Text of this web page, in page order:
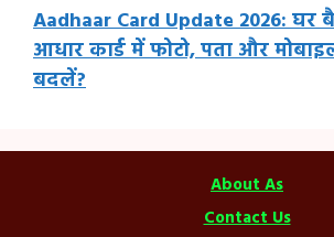
Aadhaar Card Update 2026: घर
आधार कार्ड में फोटो, पता और
बदलें?
About As
Contact Us